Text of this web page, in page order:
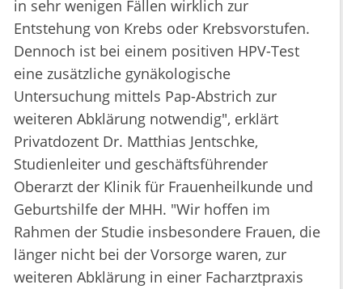
in sehr wenigen Fällen wirklich zur
Entstehung von Krebs oder Krebsvorstufen.
Dennoch ist bei einem positiven HPV-Test
eine zusätzliche gynäkologische
Untersuchung mittels Pap-Abstrich zur
weiteren Abklärung notwendig", erklärt
Privatdozent Dr. Matthias Jentschke,
Studienleiter und geschäftsführender
Oberarzt der Klinik für Frauenheilkunde und
Geburtshilfe der MHH. "Wir hoffen im
Rahmen der Studie insbesondere Frauen, die
länger nicht bei der Vorsorge waren, zur
weiteren Abklärung in einer Facharztpraxis